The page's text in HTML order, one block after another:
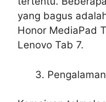
yang bagus
Honor MediaPad
Lenovo Tab 7.